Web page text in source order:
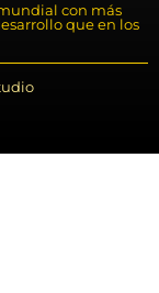
con más
que en los